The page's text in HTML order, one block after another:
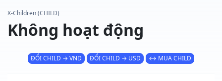
X-Children (CHILD)
Không hoạt động
ĐỔI CHILD → VND ĐỔI CHILD → USD ↔ MUA CHILD